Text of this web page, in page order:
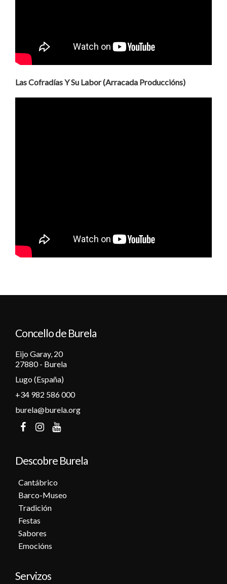
Las Cofradías Y Su Labor (Arracada Produccións)
Concello de Burela
Eijo Garay, 20
27880 - Burela
Lugo (España)
+34 982 586 000
burela@burela.org
Descobre Burela
Cantábrico
Barco-Museo
Tradición
Festas
Sabores
Emocións
Servizos